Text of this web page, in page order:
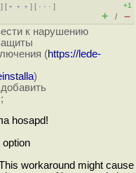
] [ ﹢﹢﹢] [ · · ·]
+1
+ / –
к нарушению
(https://lede-
)
hosapd!
option
workaround might cause